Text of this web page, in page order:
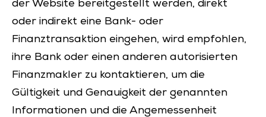
der Website bereitgestellt werden, direkt
oder indirekt eine Bank- oder
Finanztransaktion eingehen, wird empfohlen,
ihre Bank oder einen anderen autorisierten
Finanzmakler zu kontaktieren, um die
Gültigkeit und Genauigkeit der genannten
Informationen und die Angemessenheit